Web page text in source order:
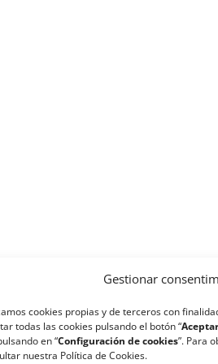
Gestionar
cookies propias y de terceros con
todas las cookies pulsando el botón “Aceptar
en “Configuración de cookies”. Para
nuestra Política de Cookies.